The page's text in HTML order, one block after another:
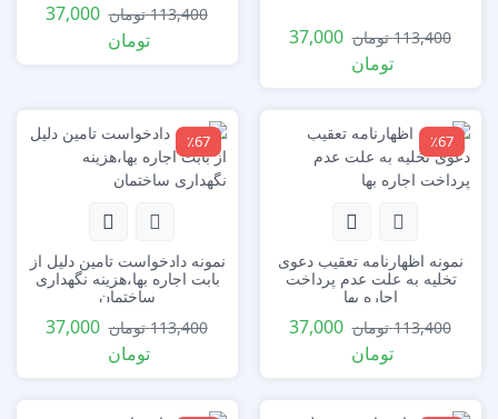
113,400 تومان 37,000
تومان
113,400 تومان 37,000
تومان
٪67
نمونه اظهارنامه تعقیب دعوی
تخلیه به علت عدم پرداخت
اجاره بها
113,400 تومان 37,000
تومان
٪67
نمونه دادخواست تامین دلیل از
بابت اجاره بها،هزینه نگهداری
ساختمان
113,400 تومان 37,000
تومان